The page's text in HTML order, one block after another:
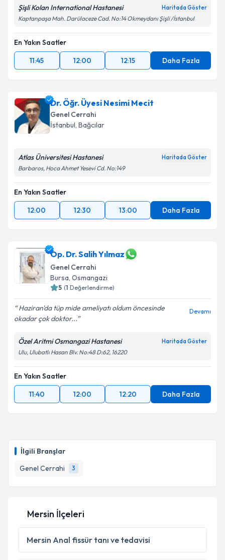
İlgili Branşlar
Genel Cerrahi
3
Şişli Kolan International Hastanesi Haritada Göster
Kaptanpaşa Mah. Darülaceze Cad. No:14 Okmeydanı Şişli /İstanbul
En Yakın Saatler
11:45
12:00 12:15 Daha Fazla
Dr. Öğr. Üyesi Nesimi Mecit
Genel Cerrahi
İstanbul, Bağcılar
Atlas Üniversitesi Hastanesi Haritada Göster
Barbaros, Hoca Ahmet Yesevi Cd. No:149
En Yakın Saatler
12:00
12:30 13:00 Daha Fazla
Op. Dr. Salih Yılmaz
Genel Cerrahi
Bursa, Osmangazi
5 (1 Değerlendirme)
Haziran'da tüp mide ameliyatı oldum öncesinde
okadar çok doktor...
Devamı
Özel Aritmi Osmangazi Hastanesi Haritada Göster
Ulu, Ulubatlı Hasan Blv. No:48 D:62, 16220
En Yakın Saatler
11:40
12:00 12:20 Daha Fazla
Mersin İlçeleri
Mersin Anal fissür tanı ve tedavisi